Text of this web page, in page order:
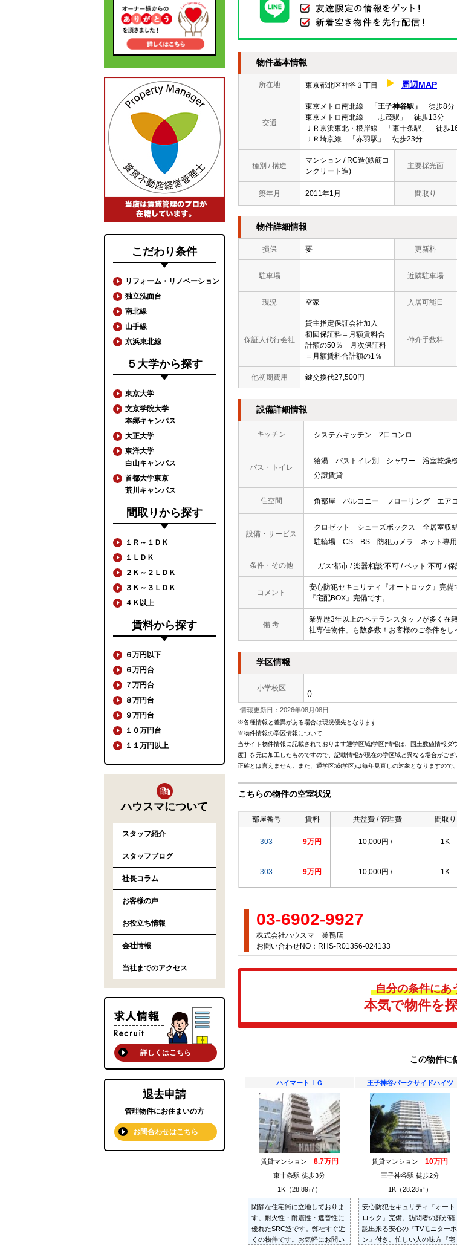
物件基本情報
所在地 東京都北区神谷３丁目 周辺MAP
交通
東京メトロ南北線 「王子神谷駅」
徒歩8分
東京メトロ南北線 「志茂駅」 徒歩13分
ＪＲ京浜東北・根岸線 「東十条駅」 徒歩
ＪＲ埼京線 「赤羽駅」 徒歩23分
種別 / 構造
マンション / RC造(鉄筋コ
ンクリート造)
主要採光面
築年月 2011年1月 間取り
物件詳細情報
損保 要 更新料
駐車場 近隣駐車場
現況 空家 入居可能日
保証人代行会社
貸主指定保証会社加入
初回保証料＝月額賃料合
計額の50％ 月次保証料
＝月額賃料合計額の1％
仲介手数料
他初期費用 鍵交換代27,500円
設備詳細情報
キッチン システムキッチン 2口コンロ
バス・トイレ
給湯 バストイレ別 シャワー 浴室乾燥
分譲賃貸
住空間 角部屋 バルコニー フローリング エア
設備・サービス
クロゼット シューズボックス 全居室収
駐輪場
CS BS 防犯カメラ ネット専
条件・その他 ガス:都市 / 楽器相談:不可 / ペット:不可 /
コメント
安心防犯セキュリティ『オートロック』完
『宅配BOX』完備です。
備 考
業界歴3年以上のベテランスタッフが多く在
社専任物件」も数多数！お客様のご条件を
学区情報
小学校区
()
情報更新日：2026年08月08日
※各種情報と差異がある場合は現況優先となります
※物件情報の学区情報について
当サイト物件情報に記載されております通学区域(学区)情報は、国土数値情報
度】を元に加工したものですので、記載情報が現在の学区域と異なる場合がご
正確とは言えません。また、通学区域(学区)は毎年見直しの対象となりますので
こちらの物件の空室状況
部屋番号 賃料 共益費 / 管理費 間取り
303 9万円 10,000円 / - 1K
303 9万円 10,000円 / - 1K
03-6902-9927
株式会社ハウスマ 巣鴨店
お問い合わせNO：RHS-R01356-024133
自分の条件にあ
本気で物件を
この物件に
ハイマートＩＧ
賃貸マンション 8.7万円
東十条駅 徒歩3分
1K（28.89㎡）
閑静な住宅街に立地しておりま
す。耐火性・耐震性・遮音性に
優れたSRC造です。弊社すぐ近
くの物件です。お気軽にお問い
王子神谷パークサイドハイツ
賃貸マンション 10万円
王子神谷駅 徒歩2分
1K（28.28㎡）
安心防犯セキュリティ『オート
ロック』完備。訪問者の顔が確
認出来る安心の『TVモニターホ
ン』付き。忙しい人の味方『宅
こだわり条件
リフォーム・リノベーション
独立洗面台
南北線
山手線
京浜東北線
５大学から探す
東京大学
文京学院大学
本郷キャンパス
大正大学
東洋大学
白山キャンパス
首都大学東京
荒川キャンパス
間取りから探す
１Ｒ～１ＤＫ
１ＬＤＫ
２Ｋ～２ＬＤＫ
３Ｋ～３ＬＤＫ
４Ｋ以上
賃料から探す
６万円以下
６万円台
７万円台
８万円台
９万円台
１０万円台
１１万円以上
ハウスマについて
スタッフ紹介
スタッフブログ
社長コラム
お客様の声
お役立ち情報
会社情報
当社までのアクセス
詳しくはこちら
退去申請
管理物件にお住まいの方
お問合わせはこちら